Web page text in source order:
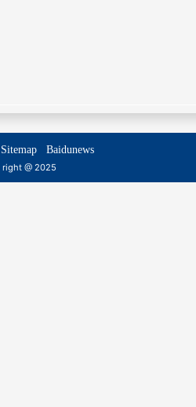
Sitemap Baidunews
right @ 2025